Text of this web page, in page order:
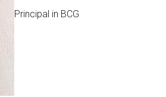
Principal in BCG